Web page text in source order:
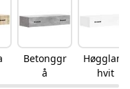
Betonggr
å
Høgglans
hvit